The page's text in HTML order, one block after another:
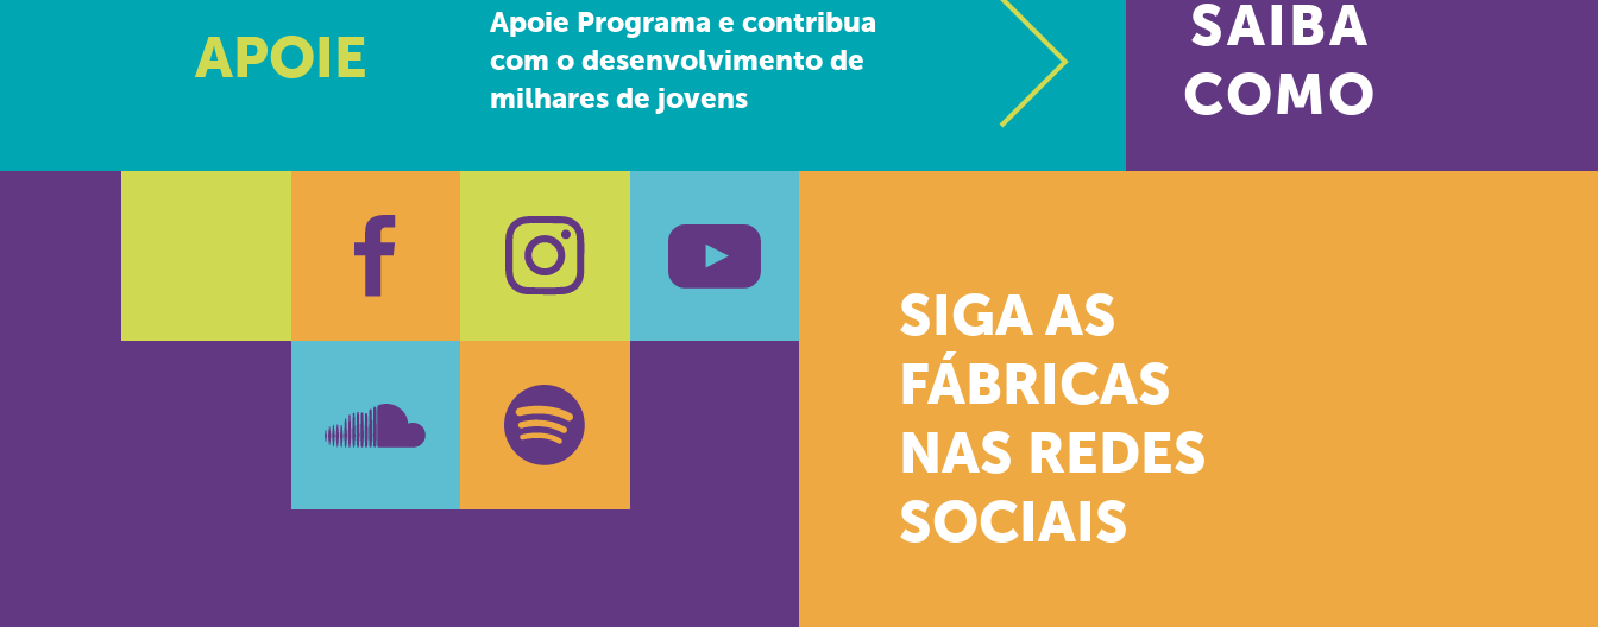
APOIE
Apoie Programa e contribua
com o desenvolvimento de
milhares de jovens
SAIBA
COMO
SIGA AS
FÁBRICAS
NAS REDES
SOCIAIS
FacebookInstagram